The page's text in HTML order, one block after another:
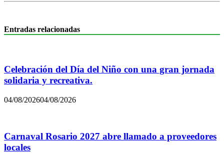
Entradas relacionadas
Celebración del Día del Niño con una gran jornada
solidaria y recreativa.
04/08/202604/08/2026
Carnaval Rosario 2027 abre llamado a proveedores
locales